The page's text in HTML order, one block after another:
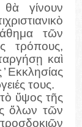
θὰ γίνουν
τῶν
τρόπους,
καὶ
̓Εκκλησίας
τους.
ὕψος τῆς
ὅλων τῶν